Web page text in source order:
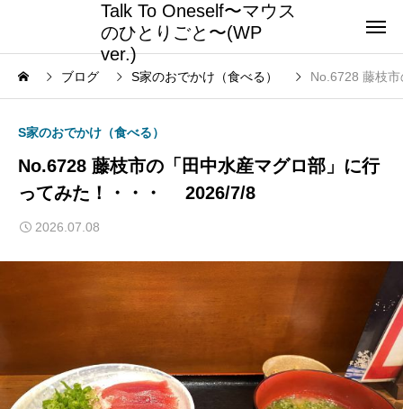
Talk To Oneself〜マウス
のひとりごと〜(WP
ver.)
ブログ S家のおでかけ（食べる） No.6728 藤枝
S家のおでかけ（食べる）
No.6728 藤枝市の「田中水産マグロ部」に行
ってみた！・・・ 2026/7/8
2026.07.08